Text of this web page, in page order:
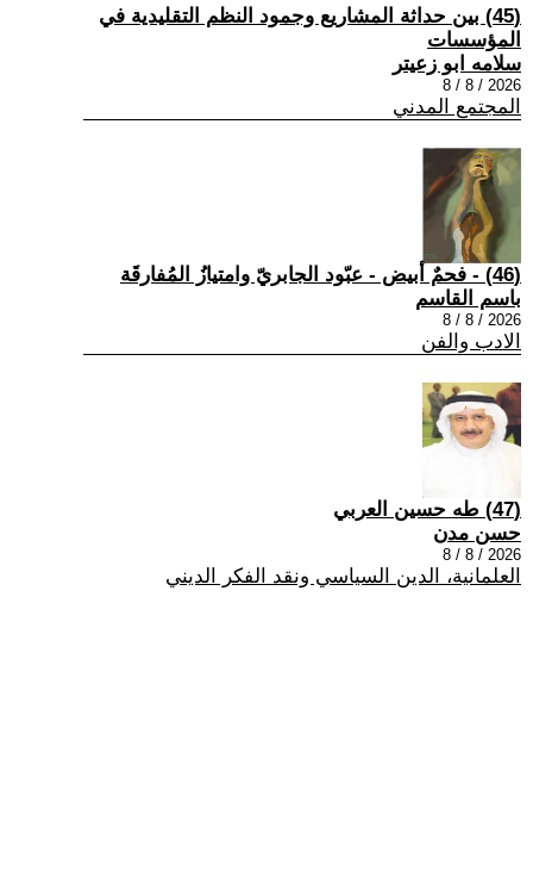
(45) بين حداثة المشاريع وجمود النظم التقليدية في
المؤسسات
سلامه ابو زعيتر
2026 / 8 / 8
المجتمع المدني
(46) - فحمٌ أبيض - عبّود الجابريّ وامتيازُ المُفارقَة
باسم القاسم
2026 / 8 / 8
الادب والفن
(47) طه حسين العربي
حسن مدن
2026 / 8 / 8
العلمانية، الدين السياسي ونقد الفكر الديني